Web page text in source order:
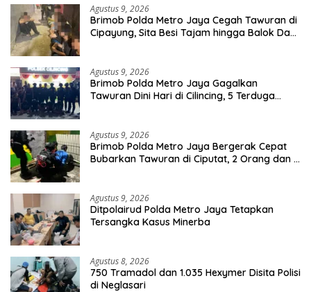
Agustus 9, 2026
Brimob Polda Metro Jaya Cegah Tawuran di
Cipayung, Sita Besi Tajam hingga Balok Dan
Agustus 9, 2026
Brimob Polda Metro Jaya Gagalkan
Tawuran Dini Hari di Cilincing, 5 Terduga
Agustus 9, 2026
Brimob Polda Metro Jaya Bergerak Cepat
Bubarkan Tawuran di Ciputat, 2 Orang dan 3
Agustus 9, 2026
Ditpolairud Polda Metro Jaya Tetapkan
Tersangka Kasus Minerba
Agustus 8, 2026
750 Tramadol dan 1.035 Hexymer Disita Polisi
di Neglasari